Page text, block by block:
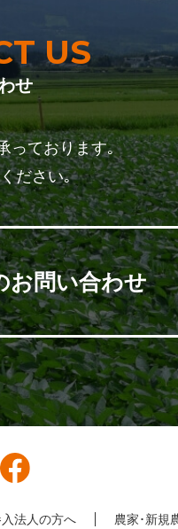
US
せ
っております｡
ださい｡
お問い合わせ
法人の方へ 農家･新規